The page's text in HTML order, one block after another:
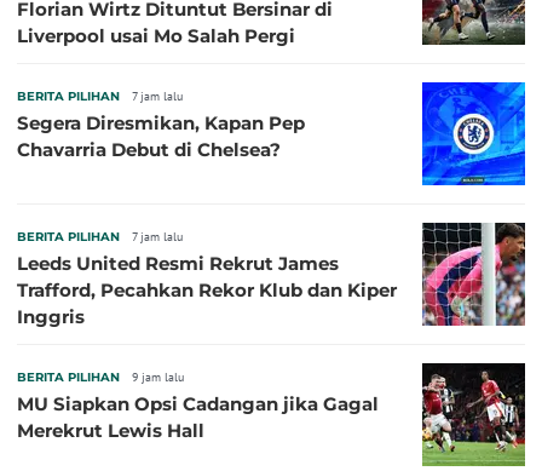
Florian Wirtz Dituntut Bersinar di
Liverpool usai Mo Salah Pergi
BERITA PILIHAN 7 jam lalu
Segera Diresmikan, Kapan Pep
Chavarria Debut di Chelsea?
BERITA PILIHAN 7 jam lalu
Leeds United Resmi Rekrut James
Trafford, Pecahkan Rekor Klub dan Kiper
Inggris
BERITA PILIHAN 9 jam lalu
MU Siapkan Opsi Cadangan jika Gagal
Merekrut Lewis Hall